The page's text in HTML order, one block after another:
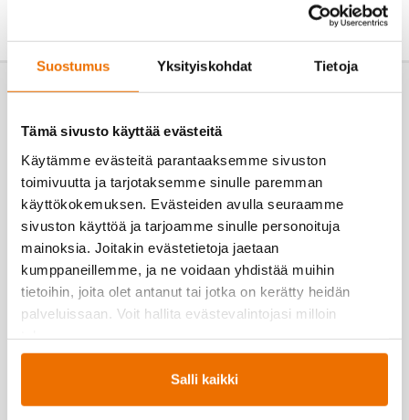
Suostumus Yksityiskohdat Tietoja
Tämä sivusto käyttää evästeitä
Käytämme evästeitä parantaaksemme sivuston
toimivuutta ja tarjotaksemme sinulle paremman
käyttökokemuksen. Evästeiden avulla seuraamme
sivuston käyttöä ja tarjoamme sinulle personoituja
mainoksia. Joitakin evästetietoja jaetaan
kumppaneillemme, ja ne voidaan yhdistää muihin
tietoihin, joita olet antanut tai jotka on kerätty heidän
palveluissaan. Voit hallita evästevalintojasi milloin
Salli kaikki
KESÄ 2026
Lue Hukan uutisia!
Lue lisää ajankohtaista-osiossa →